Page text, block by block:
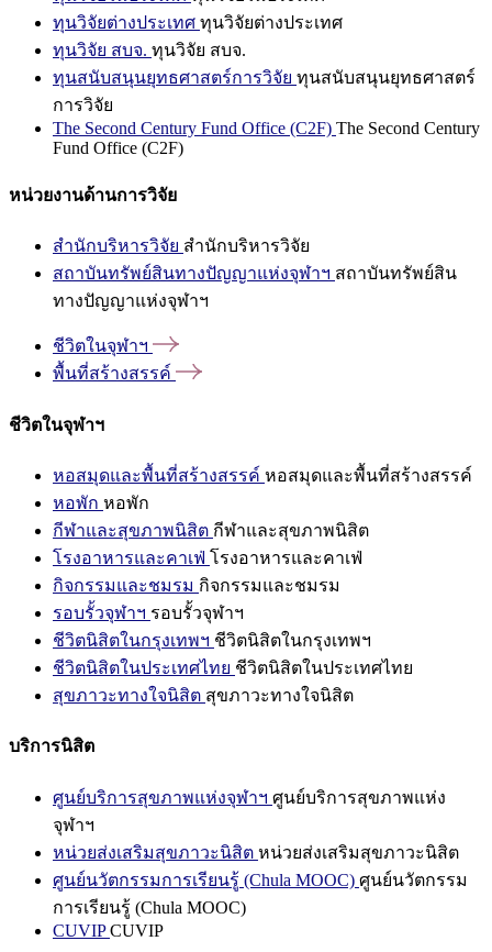
ทุนวิจัยต่างประเทศ ทุนวิจัยต่างประเทศ
ทุนวิจัย สบจ. ทุนวิจัย สบจ.
ทุนสนับสนุนยุทธศาสตร์การวิจัย ทุนสนับสนุนยุทธศาสตร์
การวิจัย
The Second Century Fund Office (C2F) The Second Century
Fund Office (C2F)
หน่วยงานด้านการวิจัย
สำนักบริหารวิจัย สำนักบริหารวิจัย
สถาบันทรัพย์สินทางปัญญาแห่งจุฬาฯ สถาบันทรัพย์สิน
ทางปัญญาแห่งจุฬาฯ
ชีวิตในจุฬาฯ
พื้นที่สร้างสรรค์
ชีวิตในจุฬาฯ
หอสมุดและพื้นที่สร้างสรรค์ หอสมุดและพื้นที่สร้างสรรค์
หอพัก หอพัก
กีฬาและสุขภาพนิสิต กีฬาและสุขภาพนิสิต
โรงอาหารและคาเฟ่ โรงอาหารและคาเฟ่
กิจกรรมและชมรม กิจกรรมและชมรม
รอบรั้วจุฬาฯ รอบรั้วจุฬาฯ
ชีวิตนิสิตในกรุงเทพฯ ชีวิตนิสิตในกรุงเทพฯ
ชีวิตนิสิตในประเทศไทย ชีวิตนิสิตในประเทศไทย
สุขภาวะทางใจนิสิต สุขภาวะทางใจนิสิต
บริการนิสิต
ศูนย์บริการสุขภาพแห่งจุฬาฯ ศูนย์บริการสุขภาพแห่ง
จุฬาฯ
หน่วยส่งเสริมสุขภาวะนิสิต หน่วยส่งเสริมสุขภาวะนิสิต
ศูนย์นวัตกรรมการเรียนรู้ (Chula MOOC) ศูนย์นวัตกรรม
การเรียนรู้ (Chula MOOC)
CUVIPCUVIP